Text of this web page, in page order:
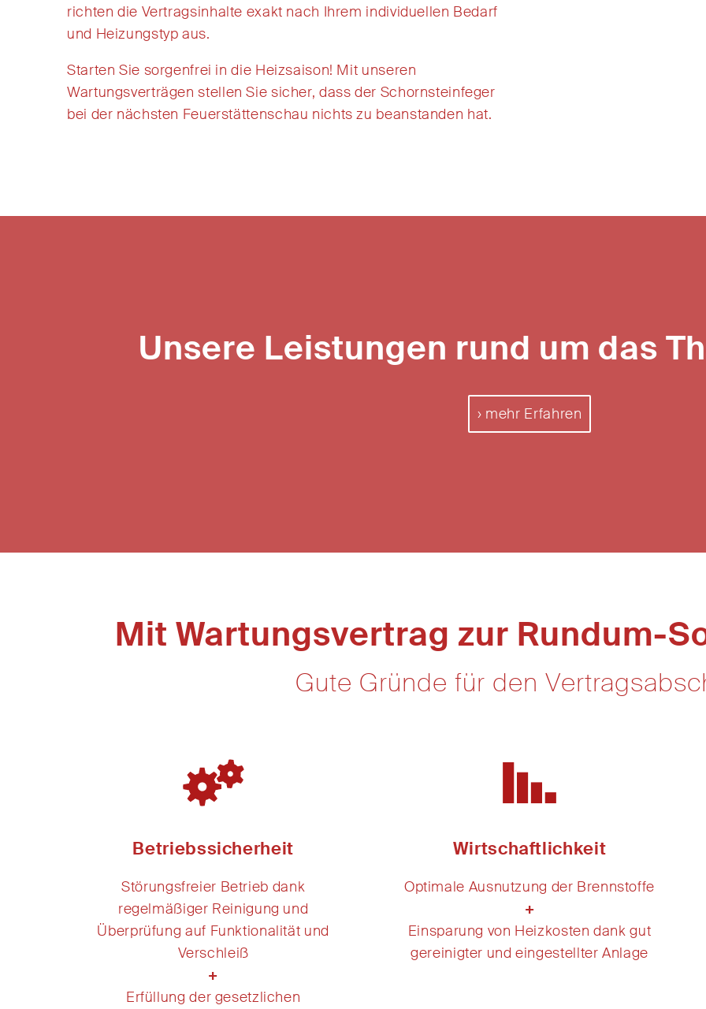
richten die Vertragsinhalte exakt nach Ihrem individuellen Bedarf
und Heizungstyp aus.
Starten Sie sorgenfrei in die Heizsaison! Mit unseren
Wartungsverträgen stellen Sie sicher, dass der Schornsteinfeger
bei der nächsten Feuerstättenschau nichts zu beanstanden hat.
Unsere Leistungen rund um das
mehr Erfahren
Mit Wartungsvertrag zur Rundum-
Gute Gründe für den
Betriebssicherheit
Störungsfreier Betrieb dank
regelmäßiger Reinigung und
Überprüfung auf Funktionalität und
Verschleiß
+
Erfüllung der gesetzlichen
Wirtschaftlichkeit
Optimale Ausnutzung der Brennstoffe
+
Einsparung von Heizkosten dank gut
gereinigter und eingestellter Anlage